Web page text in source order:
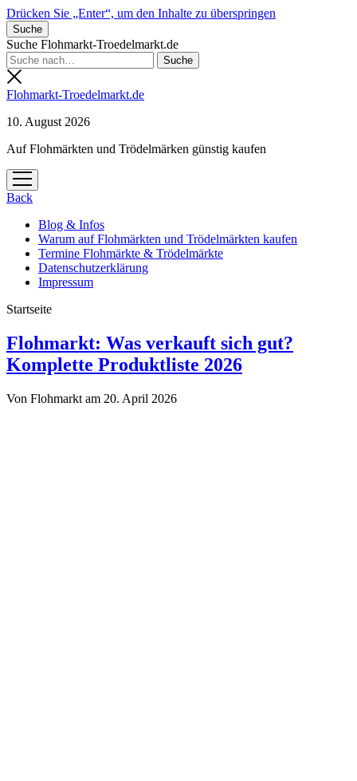
Drücken Sie „Enter“, um den Inhalte zu überspringen
Suche
Suche Flohmarkt-Troedelmarkt.de
Flohmarkt-Troedelmarkt.de
10. August 2026
Auf Flohmärkten und Trödelmärken günstig kaufen
Menü
öffnen
Back
Blog & Infos
Warum auf Flohmärkten und Trödelmärkten kaufen
Termine Flohmärkte & Trödelmärkte
Datenschutzerklärung
Impressum
Startseite
Flohmarkt-
Troedelmarkt.de
Flohmarkt: Was verkauft sich gut?
Komplette Produktliste 2026
Von Flohmarkt am 20. April 2026